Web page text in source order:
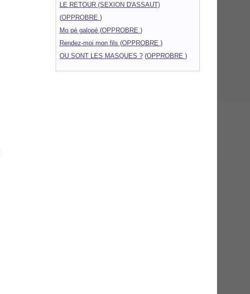
LE RETOUR (SEXION D'ASSAUT)
(OPPROBRE )
Mo pé galopé (OPPROBRE )
Rendez-moi mon fils (OPPROBRE )
OU SONT LES MASQUES ?(OPPROBRE )